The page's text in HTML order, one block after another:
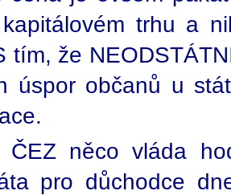
trhu a
tím, že
úspor občanů u
ČEZ něco vláda
pro důchodce